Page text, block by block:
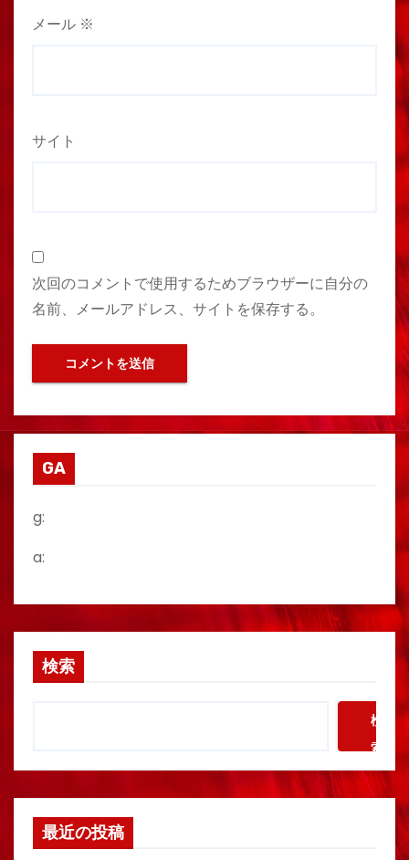
メール ※
サイト
次回のコメントで使用するためブラウザーに自分の
名前、メールアドレス、サイトを保存する。
GA
g:
a:
検索
検
索
最近の投稿